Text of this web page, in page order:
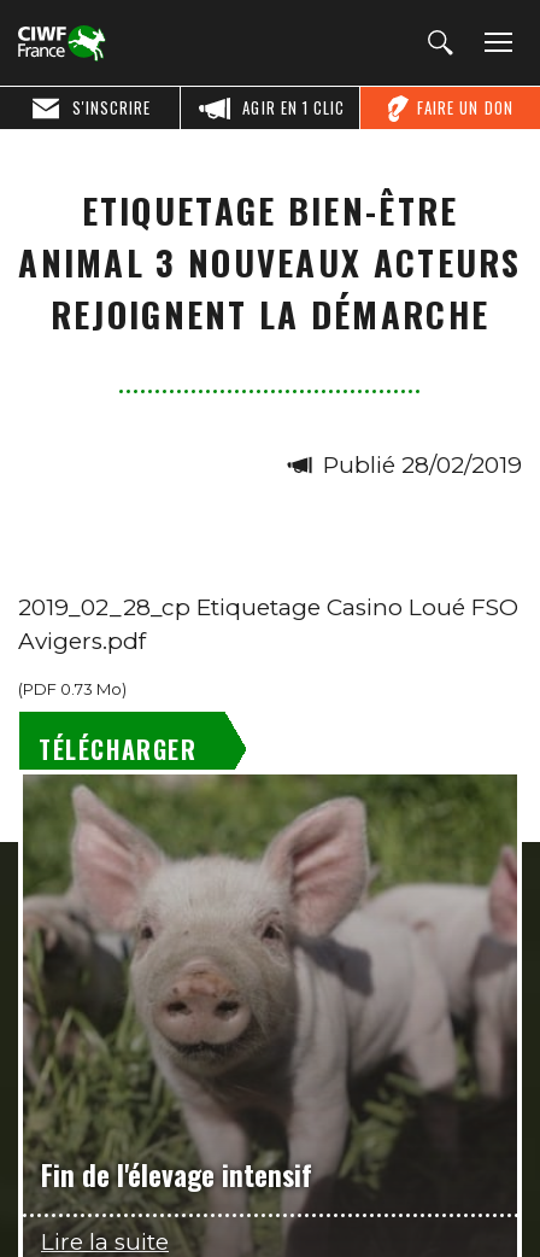
FAIRE UN DON
AGIR EN 1 CLIC
S'INSCRIRE
ETIQUETAGE BIEN-ÊTRE
ANIMAL 3 NOUVEAUX ACTEURS
REJOIGNENT LA DÉMARCHE
Publié 28/02/2019
2019_02_28_cp Etiquetage Casino Loué FSO
Avigers.pdf
(PDF 0.73 Mo)
TÉLÉCHARGER
Fin de l'élevage intensif
Lire la suite